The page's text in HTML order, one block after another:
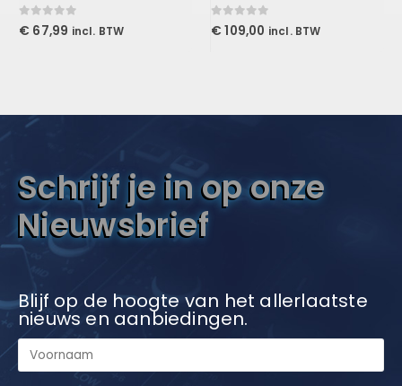
0out of 5
€ 67,99 incl. BTW 0out of 5
€ 109,00 incl. BTW
Schrijf je in op onze
Nieuwsbrief
Blijf op de hoogte van het allerlaatste
nieuws en aanbiedingen.